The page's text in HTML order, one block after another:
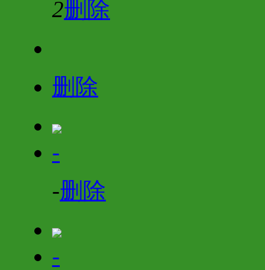
2删除
删除
-
-删除
-